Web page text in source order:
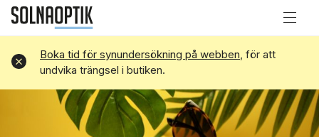
Boka tid för synundersökning på webben, för att
undvika trängsel i butiken.
Avvisa